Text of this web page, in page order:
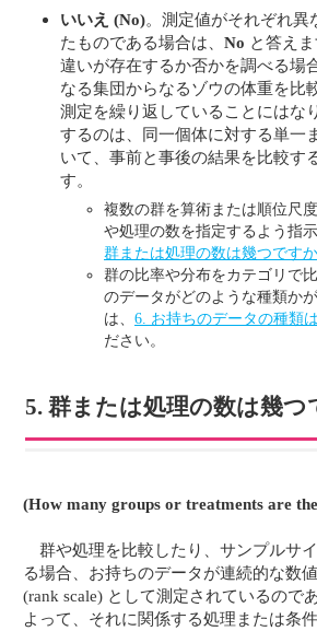
いいえ (No)。測定値がそれぞれ
たものである場合は、 No と答え
違いが存在するか否かを調べる場
なる集団からなるゾウの体重を比
測定を繰り返していることにはな
するのは、同一個体に対する単一
いて、事前と事後の結果を比較す
す。
複数の群を算術または順位尺
や処理の数を指定するよう指
群または処理の数は幾つです
群の比率や分布をカテゴリで
のデータがどのような種類か
は、 6. お持ちのデータの種類
ださい。
5. 群または処理の数は幾つ
(How many groups or treatments are
群や処理を比較したり、サンプルサ
る場合、お持ちのデータが連続的な数
(rank scale) として測定されているので
よって、それに関係する処理または条